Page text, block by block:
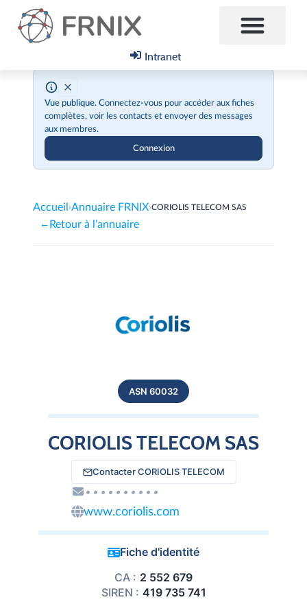
Intranet
Vue publique. Connectez-vous pour accéder aux fiches
complètes, voir les contacts et envoyer des messages
aux membres.
Connexion
Accueil ›Annuaire FRNIX›CORIOLIS TELECOM SAS
← Retour à l’annuaire
ASN 60032
CORIOLIS TELECOM SAS
Contacter CORIOLIS TELECOM
••••••••••
www.coriolis.com
Fiche d'identité
CA : 2 552 679
SIREN : 419 735 741